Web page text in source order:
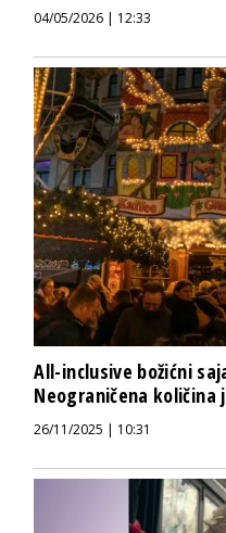
04/05/2026 | 12:33
All-inclusive božićni
Neograničena količina
26/11/2025 | 10:31